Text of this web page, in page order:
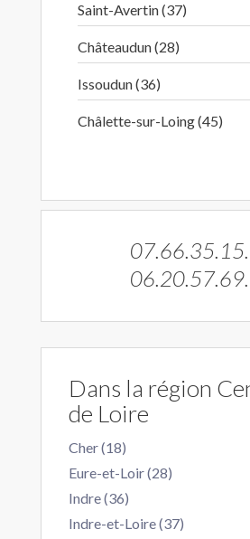
Saint-Avertin (37)
Châteaudun (28)
Issoudun (36)
Châlette-sur-Loing (45)
Dans la région
de Loire
Cher (18)
Eure-et-Loir (28)
Indre (36)
Indre-et-Loire (37)